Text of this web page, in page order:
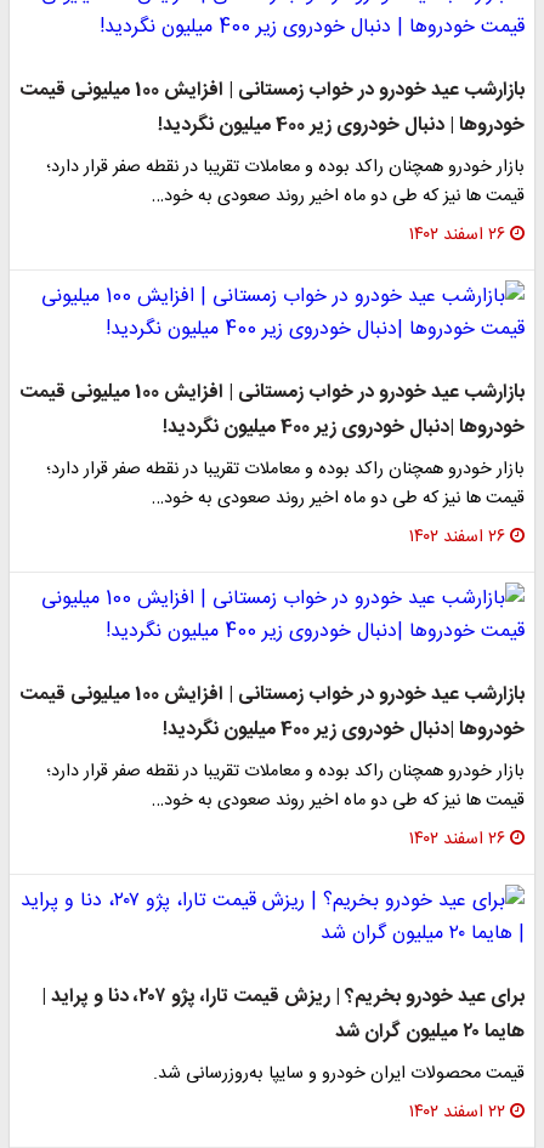
بازارشب عید خودرو در خواب زمستانی | افزایش 100 میلیونی قیمت
خودروها | دنبال خودروی زیر 400 میلیون نگردید!
بازار خودرو همچنان راکد بوده و معاملات تقریبا در نقطه صفر قرار دارد؛
قیمت ها نیز که طی دو ماه اخیر روند صعودی به خود…
۲۶ اسفند ۱۴۰۲
بازارشب عید خودرو در خواب زمستانی | افزایش 100 میلیونی قیمت
خودروها |دنبال خودروی زیر 400 میلیون نگردید!
بازار خودرو همچنان راکد بوده و معاملات تقریبا در نقطه صفر قرار دارد؛
قیمت ها نیز که طی دو ماه اخیر روند صعودی به خود…
۲۶ اسفند ۱۴۰۲
بازارشب عید خودرو در خواب زمستانی | افزایش 100 میلیونی قیمت
خودروها |دنبال خودروی زیر 400 میلیون نگردید!
بازار خودرو همچنان راکد بوده و معاملات تقریبا در نقطه صفر قرار دارد؛
قیمت ها نیز که طی دو ماه اخیر روند صعودی به خود…
۲۶ اسفند ۱۴۰۲
برای عید خودرو بخریم؟ | ریزش قیمت تارا، پژو ۲۰۷، دنا و پراید |
هایما ۲۰ میلیون گران شد
قیمت محصولات ایران خودرو و سایپا به‌روزرسانی شد.
۲۲ اسفند ۱۴۰۲